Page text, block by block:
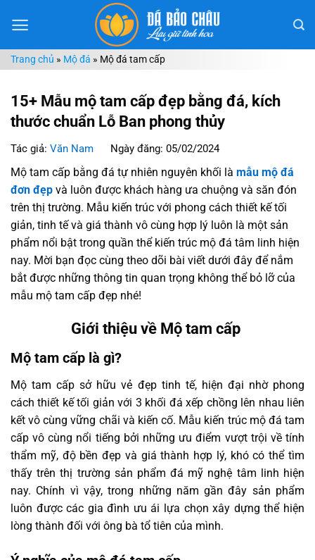
đến
dungTrang chủ » Mộ đá » Mộ đá tam cấp
15+ Mẫu mộ tam cấp đẹp bằng đá, kích
thước chuẩn Lỗ Ban phong thủy
Tác giả: Văn Nam Ngày đăng: 05/02/2024
Mộ tam cấp bằng đá tự nhiên nguyên khối là mẫu mộ đá
đơn đẹp và luôn được khách hàng ưa chuộng và săn đón
trên thị trường. Mẫu kiến trúc với phong cách thiết kế tối
giản, tinh tế và giá thành vô cùng hợp lý luôn là một sản
phẩm nổi bật trong quần thể kiến trúc mộ đá tâm linh hiện
nay. Mời bạn đọc cùng theo dõi bài viết dưới đây để nắm
bắt được những thông tin quan trọng không thể bỏ lỡ của
mẫu mộ tam cấp đẹp nhé!
Giới thiệu về Mộ tam cấp
Mộ tam cấp là gì?
Mộ tam cấp sở hữu vẻ đẹp tinh tế, hiện đại nhờ phong
cách thiết kế tối giản với 3 khối đá xếp chồng lên nhau liên
kết vô cùng vững chãi và kiến cố. Mẫu kiến trúc mộ đá tam
cấp vô cùng nổi tiếng bởi những ưu điểm vượt trội về tính
thẩm mỹ, độ bền đẹp và giá thành hợp lý, khó có thể tìm
thấy trên thị trường sản phẩm đá mỹ nghệ tâm linh hiện
nay. Chính vì vậy, trong những năm gần đây sản phẩm
luôn được các gia đình ưu ái lựa chọn xây dựng thể hiện
lòng thành đối với ông bà tổ tiên của mình.